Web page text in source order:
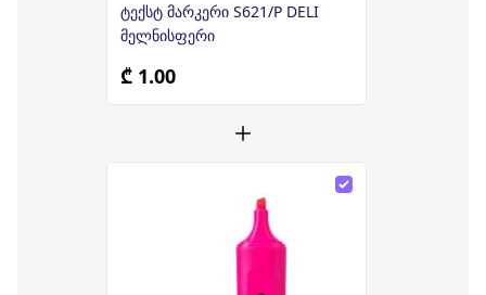
ტექსტ მარკერი S621/P DELI
მელნისფერი
₾ 1.00